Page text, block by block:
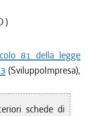
)
81 della legge
(SviluppoImpresa),
schede di